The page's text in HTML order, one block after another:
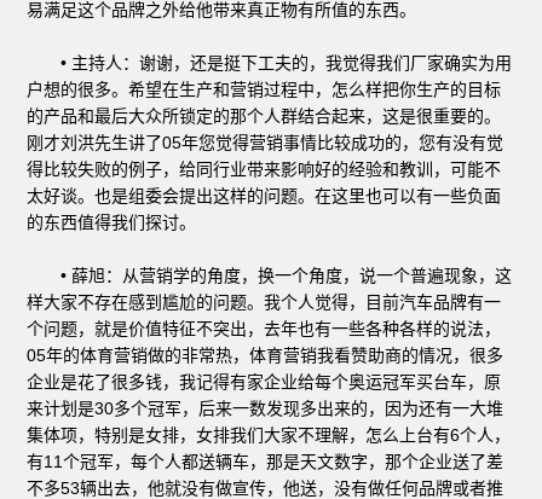
易满足这个品牌之外给他带来真正物有所值的东西。
• 主持人：谢谢，还是挺下工夫的，我觉得我们厂家确实为用
户想的很多。希望在生产和营销过程中，怎么样把你生产的目标
的产品和最后大众所锁定的那个人群结合起来，这是很重要的。
刚才刘洪先生讲了05年您觉得营销事情比较成功的，您有没有觉
得比较失败的例子，给同行业带来影响好的经验和教训，可能不
太好谈。也是组委会提出这样的问题。在这里也可以有一些负面
的东西值得我们探讨。
• 薛旭：从营销学的角度，换一个角度，说一个普遍现象，这
样大家不存在感到尴尬的问题。我个人觉得，目前汽车品牌有一
个问题，就是价值特征不突出，去年也有一些各种各样的说法，
05年的体育营销做的非常热，体育营销我看赞助商的情况，很多
企业是花了很多钱，我记得有家企业给每个奥运冠军买台车，原
来计划是30多个冠军，后来一数发现多出来的，因为还有一大堆
集体项，特别是女排，女排我们大家不理解，怎么上台有6个人，
有11个冠军，每个人都送辆车，那是天文数字，那个企业送了差
不多53辆出去，他就没有做宣传，他送，没有做任何品牌或者推